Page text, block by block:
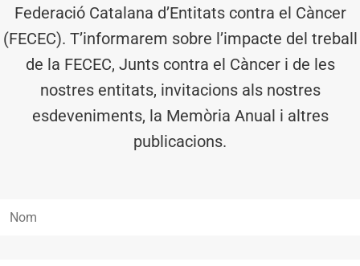
Federació Catalana d’Entitats contra el Càncer
(FECEC). T’informarem sobre l’impacte del treball
de la FECEC, Junts contra el Càncer i de les
nostres entitats, invitacions als nostres
esdeveniments, la Memòria Anual i altres
publicacions.